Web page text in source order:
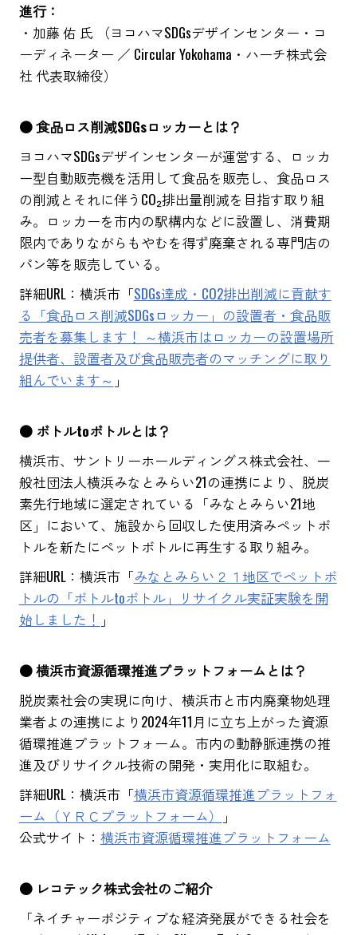
進行：
・加藤 佑 氏 （ヨコハマSDGsデザインセンター・コ
ーディネーター ／ Circular Yokohama・ハーチ株式会
社 代表取締役）
● 食品ロス削減SDGsロッカーとは？
ヨコハマSDGsデザインセンターが運営する、ロッカ
ー型自動販売機を活用して食品を販売し、食品ロス
の削減とそれに伴うCO₂排出量削減を目指す取り組
み。ロッカーを市内の駅構内などに設置し、消費期
限内でありながらもやむを得ず廃棄される専門店の
パン等を販売している。
詳細URL：横浜市「SDGs達成・CO2排出削減に貢献す
る「食品ロス削減SDGsロッカー」の設置者・食品販
売者を募集します！ ～横浜市はロッカーの設置場所
提供者、設置者及び食品販売者のマッチングに取り
組んでいます～ 」
● ボトルtoボトルとは？
横浜市、サントリーホールディングス株式会社、一
般社団法人横浜みなとみらい21の連携により、脱炭
素先行地域に選定されている「みなとみらい21地
区」において、施設から回収した使用済みペットボ
トルを新たにペットボトルに再生する取り組み。
詳細URL：横浜市「みなとみらい２１地区でペットボ
トルの「ボトルtoボトル」リサイクル実証実験を開
始しました！ 」
● 横浜市資源循環推進プラットフォームとは？
脱炭素社会の実現に向け、横浜市と市内廃棄物処理
業者よの連携により2024年11月に立ち上がった資源
循環推進プラットフォーム。市内の動静脈連携の推
進及びリサイクル技術の開発・実用化に取組む。
詳細URL：横浜市「横浜市資源循環推進プラットフォ
ーム（ＹＲＣプラットフォーム）
」
公式サイト： 横浜市資源循環推進プラットフォーム
● レコテック株式会社のご紹介
「ネイチャーポジティブな経済発展ができる社会を